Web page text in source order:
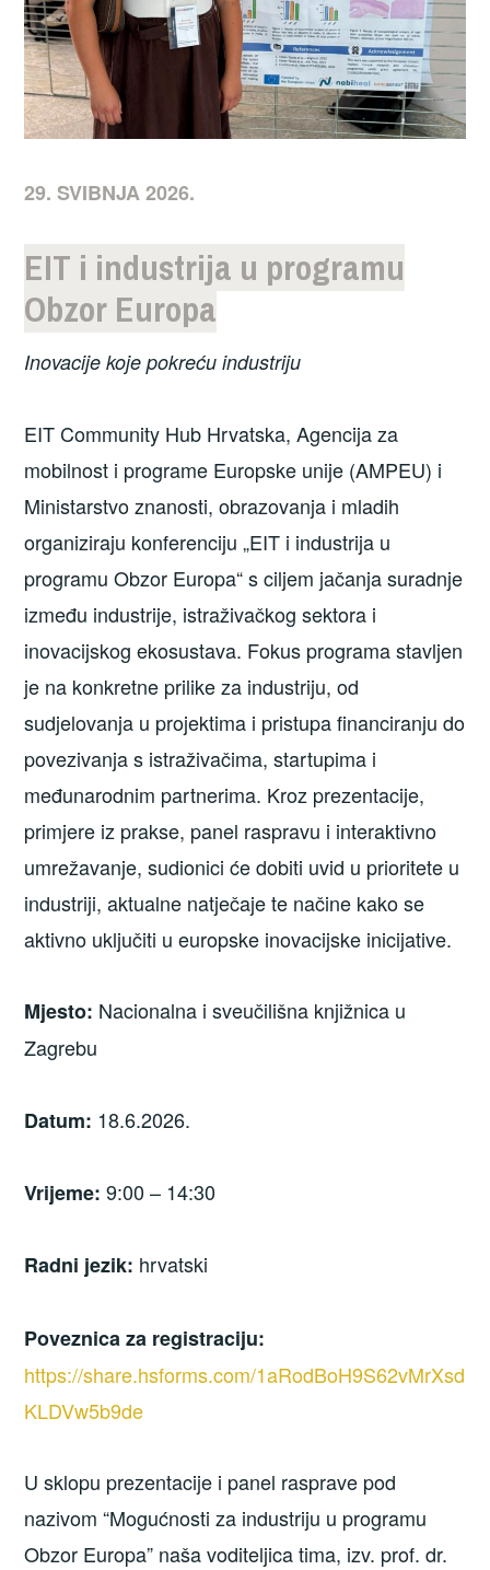
29. SVIBNJA 2026.
EIT i industrija u programu
Obzor Europa
Inovacije koje pokreću industriju
EIT Community Hub Hrvatska, Agencija za
mobilnost i programe Europske unije (AMPEU) i
Ministarstvo znanosti, obrazovanja i mladih
organiziraju konferenciju „EIT i industrija u
programu Obzor Europa“ s ciljem jačanja suradnje
između industrije, istraživačkog sektora i
inovacijskog ekosustava. Fokus programa stavljen
je na konkretne prilike za industriju, od
sudjelovanja u projektima i pristupa financiranju do
povezivanja s istraživačima, startupima i
međunarodnim partnerima. Kroz prezentacije,
primjere iz prakse, panel raspravu i interaktivno
umrežavanje, sudionici će dobiti uvid u prioritete u
industriji, aktualne natječaje te načine kako se
aktivno uključiti u europske inovacijske inicijative.
Mjesto: Nacionalna i sveučilišna knjižnica u
Zagrebu
Datum: 18.6.2026.
Vrijeme: 9:00 – 14:30
Radni jezik: hrvatski
Poveznica za registraciju:
https://share.hsforms.com/1aRodBoH9S62vMrXsd
KLDVw5b9de
U sklopu prezentacije i panel rasprave pod
nazivom “Mogućnosti za industriju u programu
Obzor Europa” naša voditeljica tima, izv. prof. dr.